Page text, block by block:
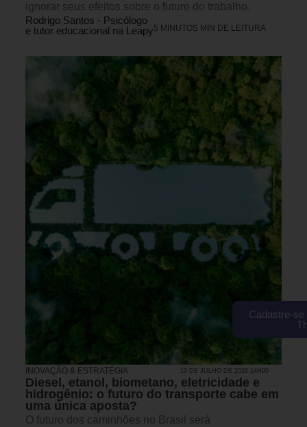
ignorar seus efeitos sobre o futuro do trabalho.
Rodrigo Santos - Psicólogo
e tutor educacional na Leapy5 MINUTOS MIN DE LEITURA
INOVAÇÃO & ESTRATÉGIA 10 DE JULHO DE 2026 14H00
Diesel, etanol, biometano, eletricidade e
hidrogênio: o futuro do transporte cabe em
uma única aposta?
O futuro dos caminhões no Brasil será
Cadastre-